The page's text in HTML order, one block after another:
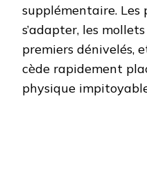
supplémentaire. Les
s’adapter, les
premiers dénivelés,
cède rapidement
physique